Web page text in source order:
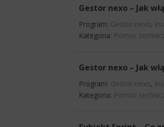
Gestor nexo – Jak
Program: Gestor nexo,
Kategoria: Pomoc
Gestor nexo – Jak
Program: Gestor nexo,
Kategoria: Pomoc